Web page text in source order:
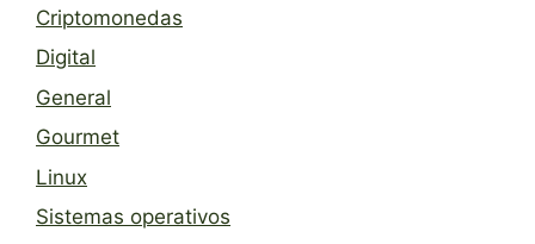
Criptomonedas
Digital
General
Gourmet
Linux
Sistemas operativos